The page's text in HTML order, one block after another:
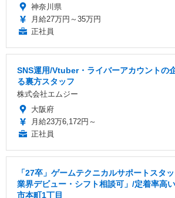
神奈川県
月給27万円～35万円
正社員
SNS運用/Vtuber・ライバーアカウントの
る裏方スタッフ
株式会社エムジー
大阪府
月給23万6,172円～
正社員
「27卒」ゲームテクニカルサポートスタ
業界デビュー・シフト相談可」/定着率高
市本町1丁目